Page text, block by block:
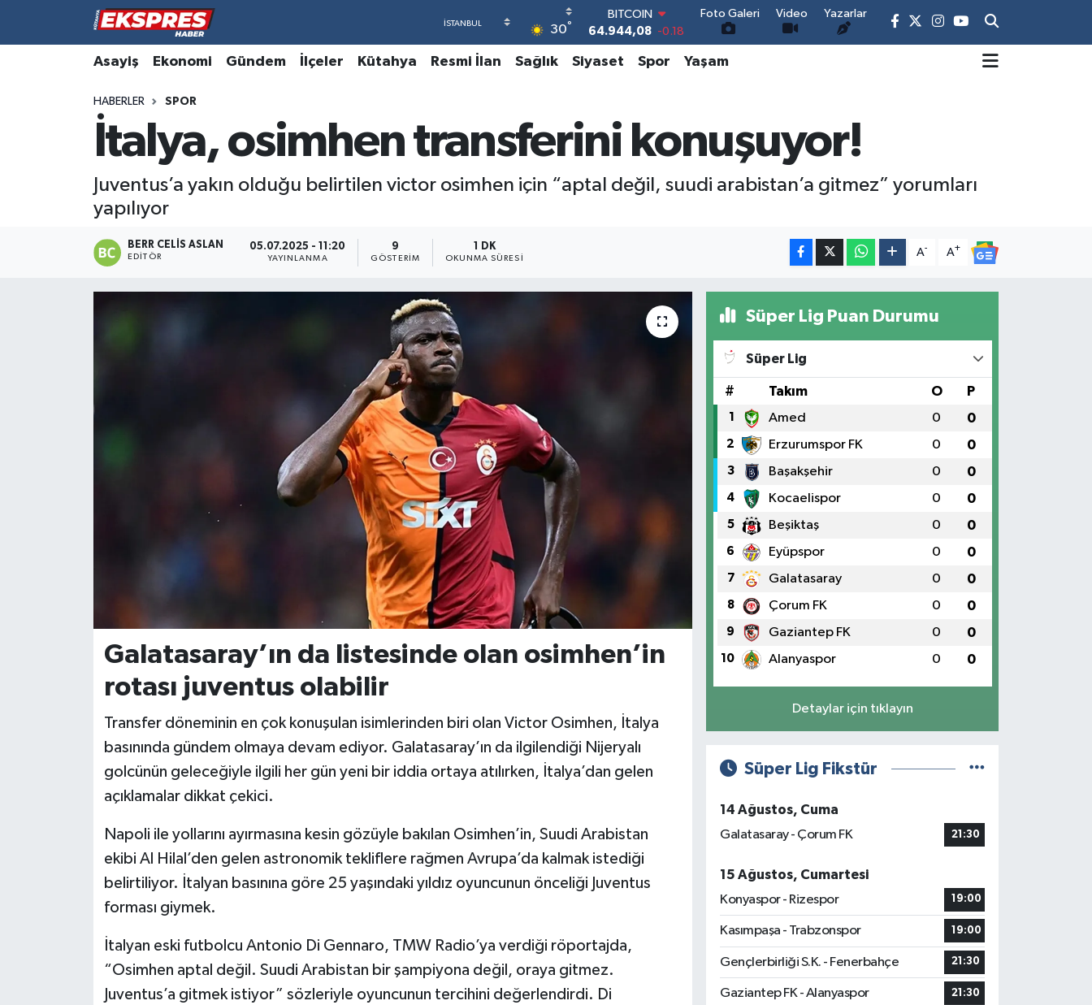
30°
64.944,08
DOLAR
EURO
GRAM ALTIN
6660.55
0.03
13.779
-14
Foto Galeri Video Yazarlar
Asayiş Ekonomi Gündem İlçeler Kütahya Resmi İlan Sağlık Siyaset Spor Yaşam
HABERLER SPOR
İtalya, osimhen transferini konuşuyor!
Juventus’a yakın olduğu belirtilen victor osimhen için “aptal değil, suudi arabistan’a gitmez” yorumları
yapılıyor
BERR CELIS ASLAN
EDITÖR
05.07.2025 - 11:20
YAYINLANMA
9
GÖSTERIM
1 DK
OKUNMA SÜRESI
A- A+
Galatasaray’ın da listesinde olan osimhen’in
rotası juventus olabilir
Transfer döneminin en çok konuşulan isimlerinden biri olan Victor Osimhen, İtalya
basınında gündem olmaya devam ediyor. Galatasaray’ın da ilgilendiği Nijeryalı
golcünün geleceğiyle ilgili her gün yeni bir iddia ortaya atılırken, İtalya’dan gelen
açıklamalar dikkat çekici.
Napoli ile yollarını ayırmasına kesin gözüyle bakılan Osimhen’in, Suudi Arabistan
ekibi Al Hilal’den gelen astronomik tekliflere rağmen Avrupa’da kalmak istediği
belirtiliyor. İtalyan basınına göre 25 yaşındaki yıldız oyuncunun önceliği Juventus
forması giymek.
İtalyan eski futbolcu Antonio Di Gennaro, TMW Radio’ya verdiği röportajda,
“Osimhen aptal değil. Suudi Arabistan bir şampiyona değil, oraya gitmez.
Juventus’a gitmek istiyor” sözleriyle oyuncunun tercihini değerlendirdi. Di
Süper Lig Puan Durumu
Süper Lig
# Takım O P
1 Amed 0 0
2 Erzurumspor FK 0 0
3 Başakşehir 0 0
4 Kocaelispor 0 0
5 Beşiktaş 0 0
6 Eyüpspor 0 0
7 Galatasaray 0 0
8 Çorum FK 0 0
9 Gaziantep FK 0 0
10 Alanyaspor 0 0
Detaylar için tıklayın
Süper Lig Fikstür
14 Ağustos, Cuma
Galatasaray - Çorum FK
21:30
15 Ağustos, Cumartesi
Konyaspor - Rizespor
19:00
Kasımpaşa - Trabzonspor 19:00
Gençlerbirliği S.K. - Fenerbahçe 21:30
Gaziantep FK - Alanyaspor 21:30
Altıntaş
Biyografiler
Çavdarhisar
Köşe Yazıları
Hava Durumu
Trafik Durumu
Süper Lig Puan Durumu ve Fikstür
Tüm Manşetler
Haber Arşivi